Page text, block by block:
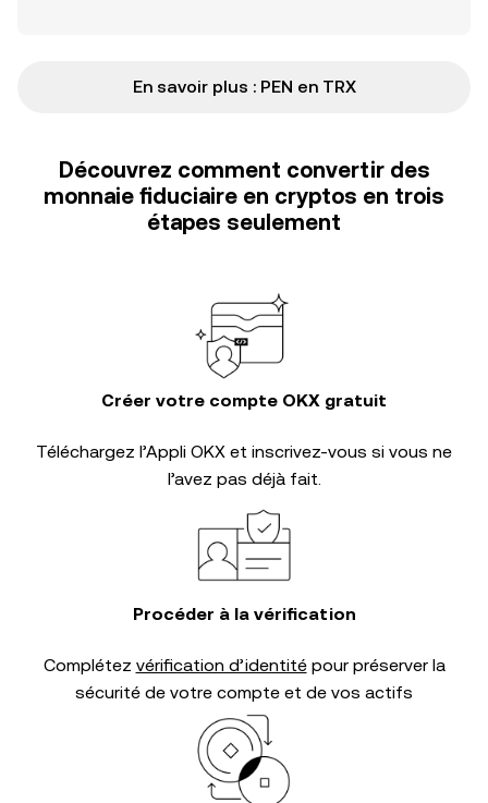
En savoir plus : PEN en TRX
Découvrez comment convertir des
monnaie fiduciaire en cryptos en trois
étapes seulement
Créer votre compte OKX gratuit
Téléchargez l’Appli OKX et inscrivez-vous si vous ne
l’avez pas déjà fait.
Procéder à la vérification
Complétez vérification d’identitépour préserver la
sécurité de votre compte et de vos actifs